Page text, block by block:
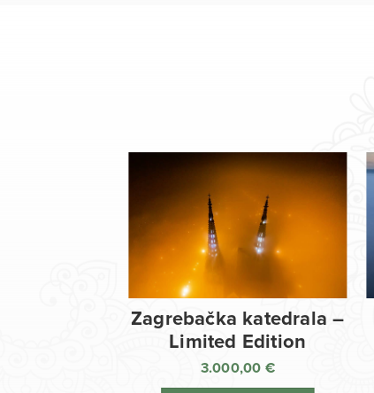
Zagrebačka katedrala –
Limited Edition
3.000,00 €